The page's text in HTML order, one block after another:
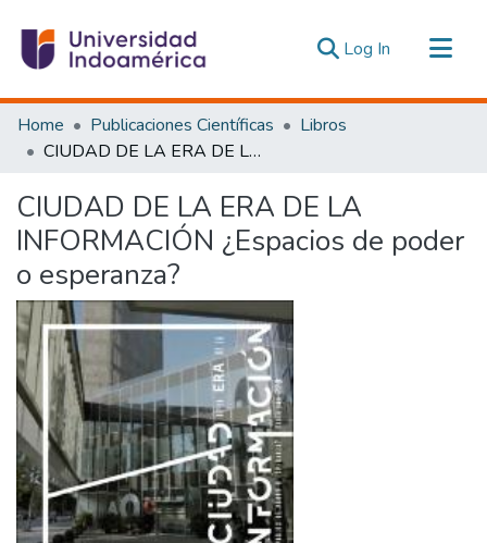
Log In (current)
Communities & Collections
All of DSpace
Estadísticas Externas
Home Publicaciones Científicas
Libros
CIUDAD DE LA ERA DE LA INFORMACIÓN ¿Espacios de poder o esperanza?
CIUDAD DE LA ERA DE LA
INFORMACIÓN ¿Espacios de poder
o esperanza?